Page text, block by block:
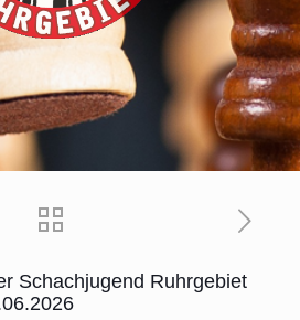
Schachjugend Ruhrgebiet